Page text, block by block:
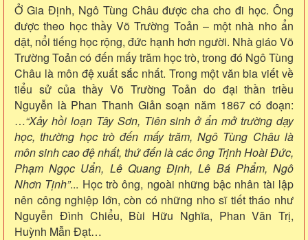
Ở Gia Định, Ngô Tùng Châu được cha cho đi học. Ông
được theo học thầy Võ Trường Toản – một nhà nho ẩn
dật, nổi tiếng học rộng, đức hạnh hơn người. Nhà giáo Võ
Trường Toản có đến mấy trăm học trò, trong đó Ngô Tùng
Châu là môn đệ xuất sắc nhất. Trong một văn bia viết về
tiểu sử của thầy Võ Trường Toản do đại thần triều
Nguyễn là Phan Thanh Giản soạn năm 1867 có đoạn:
…“Xảy hồi loạn Tây Sơn, Tiên sinh ở ẩn mở trường dạy
học, thường học trò đến mấy trăm, Ngô Tùng Châu là
môn sinh cao đệ nhất, thứ đến là các ông Trịnh Hoài Đức,
Phạm Ngọc Uẩn, Lê Quang Định, Lê Bá Phẩm, Ngô
Nhơn Tịnh”... Học trò ông, ngoài những bậc nhân tài lập
nên công nghiệp lớn, còn có những nho sĩ tiết tháo như
Nguyễn Đình Chiểu, Bùi Hữu Nghĩa, Phan Văn Trị,
Huỳnh Mẫn Đạt…